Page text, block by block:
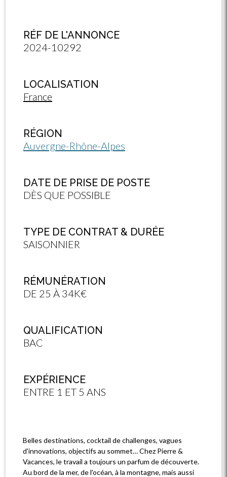
RÉF DE L'ANNONCE
2024-10292
LOCALISATION
France
RÉGION
Auvergne-Rhône-Alpes
DATE DE PRISE DE POSTE
DÈS QUE POSSIBLE
TYPE DE CONTRAT & DURÉE
SAISONNIER
RÉMUNÉRATION
DE 25 À 34K€
QUALIFICATION
BAC
EXPÉRIENCE
ENTRE 1 ET 5 ANS
Belles destinations, cocktail de challenges, vagues
d'innovations, objectifs au sommet… Chez Pierre &
Vacances, le travail a toujours un parfum de découverte.
Au bord de la mer, de l'océan, à la montagne, mais aussi